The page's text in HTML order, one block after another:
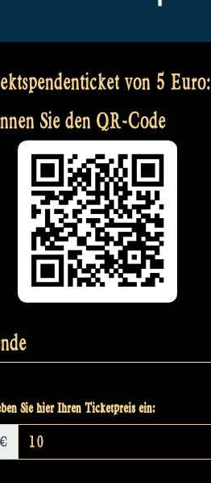
von 5 Euro:
Sie den QR-Code
Sie hier Ihren Ticketpreis ein:
€